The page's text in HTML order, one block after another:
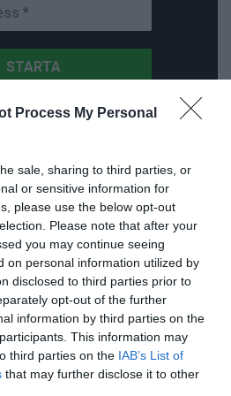
Process My Personal
sale, sharing to third parties, or
or sensitive information for
please use the below opt-out
Please note that after your
you may continue seeing
on personal information utilized by
disclosed to third parties prior to
opt-out of the further
information by third parties on the
This information may
third parties on the IAB’s List of
that may further disclose it to other